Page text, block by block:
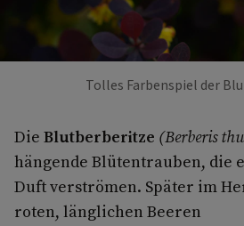
Tolles Farbenspiel der
Die Blutberberitze (Berberis
hängende Blütentrauben, die
Duft verströmen. Später im
roten, länglichen Beeren